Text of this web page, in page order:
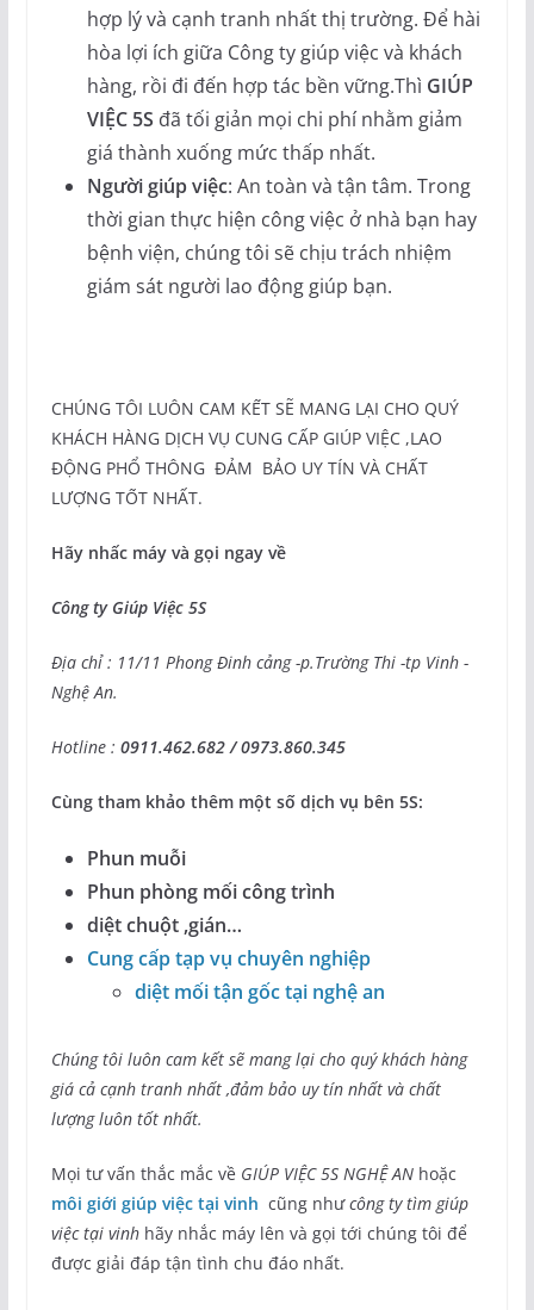
hợp lý và cạnh tranh nhất thị trường. Để hài
hòa lợi ích giữa Công ty giúp việc và khách
hàng, rồi đi đến hợp tác bền vững.Thì GIÚP
VIỆC 5S đã tối giản mọi chi phí nhằm giảm
giá thành xuống mức thấp nhất.
Người giúp việc: An toàn và tận tâm. Trong
thời gian thực hiện công việc ở nhà bạn hay
bệnh viện, chúng tôi sẽ chịu trách nhiệm
giám sát người lao động giúp bạn.
CHÚNG TÔI LUÔN CAM KẾT SẼ MANG LẠI CHO QUÝ
KHÁCH HÀNG DỊCH VỤ CUNG CẤP GIÚP VIỆC ,LAO
ĐỘNG PHỔ THÔNG ĐẢM BẢO UY TÍN VÀ CHẤT
LƯỢNG TỐT NHẤT.
Hãy nhấc máy và gọi ngay về
Công ty Giúp Việc 5S
Địa chỉ : 11/11 Phong Đinh cảng -p.Trường Thi -tp Vinh -
Nghệ An.
Hotline : 0911.462.682 / 0973.860.345
Cùng tham khảo thêm một số dịch vụ bên 5S:
Phun muỗi
Phun phòng mối công trình
diệt chuột ,gián…
Cung cấp tạp vụ chuyên nghiệp
diệt mối tận gốc tại nghệ an
Chúng tôi luôn cam kết sẽ mang lại cho quý khách hàng
giá cả cạnh tranh nhất ,đảm bảo uy tín nhất và chất
lượng luôn tốt nhất.
Mọi tư vấn thắc mắc về GIÚP VIỆC 5S NGHỆ ANhoặc
môi giới giúp việc tại vinh cũng nhưcông ty tìm giúp
việc tại vinh hãy nhắc máy lên và gọi tới chúng tôi để
được giải đáp tận tình chu đáo nhất.